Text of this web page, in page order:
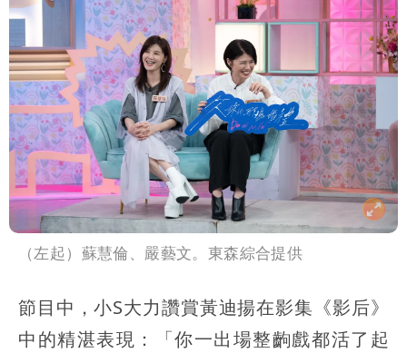
（左起）蘇慧倫、嚴藝文。東森綜合提供
節目中，小S大力讚賞黃迪揚在影集《影后》
中的精湛表現：「你一出場整齣戲都活了起